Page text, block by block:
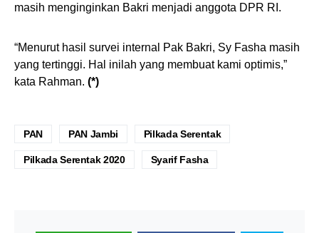
masih menginginkan Bakri menjadi anggota DPR RI.
“Menurut hasil survei internal Pak Bakri, Sy Fasha masih
yang tertinggi. Hal inilah yang membuat kami optimis,”
kata Rahman. (*)
PAN PAN Jambi Pilkada Serentak
Pilkada Serentak 2020 Syarif Fasha